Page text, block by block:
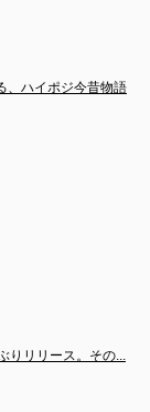
、ハイポジ今昔物語
りリリース。その...